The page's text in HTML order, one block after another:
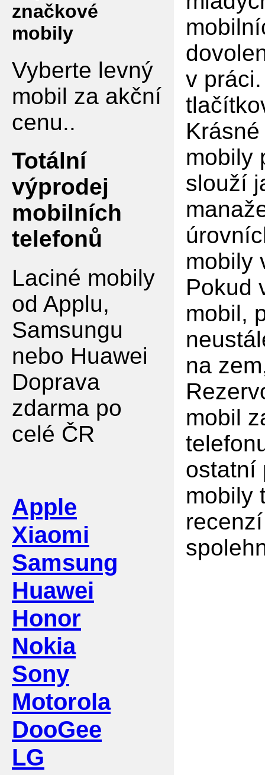
značkové
mobily
Vyberte levný
mobil za akční
cenu..
Totální
výprodej
mobilních
telefonů
Laciné mobily
od Applu,
Samsungu
nebo Huawei
Doprava
zdarma po
celé ČR
Apple
Xiaomi
Samsung
Huawei
Honor
Nokia
Sony
Motorola
DooGee
LG
v
mobily
slouží
mobily
Pokud
mobil,
na
mobil
ostatní
mobily